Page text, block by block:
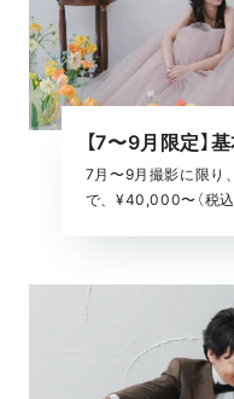
7月〜9月撮影に限り
で、¥40,000〜（税